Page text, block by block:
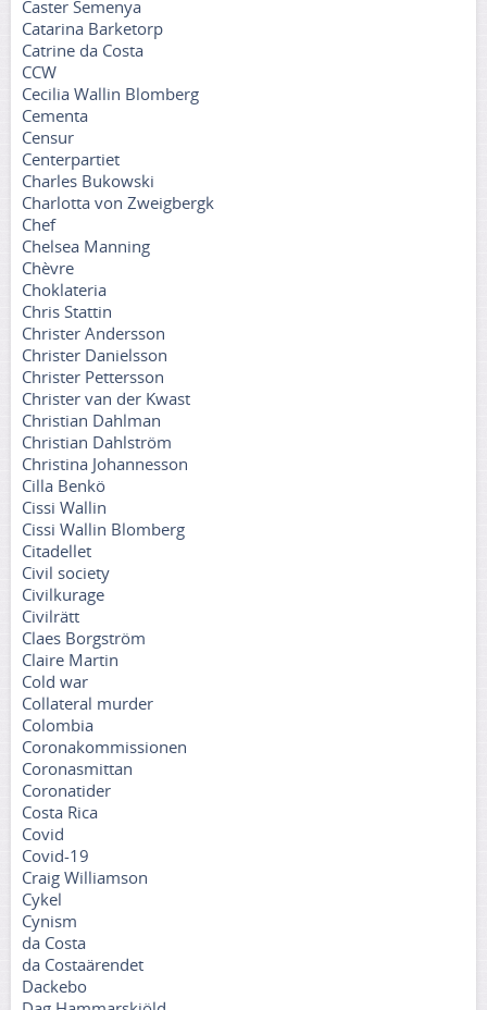
Caster Semenya
Catarina Barketorp
Catrine da Costa
CCW
Cecilia Wallin Blomberg
Cementa
Censur
Centerpartiet
Charles Bukowski
Charlotta von Zweigbergk
Chef
Chelsea Manning
Chèvre
Choklateria
Chris Stattin
Christer Andersson
Christer Danielsson
Christer Pettersson
Christer van der Kwast
Christian Dahlman
Christian Dahlström
Christina Johannesson
Cilla Benkö
Cissi Wallin
Cissi Wallin Blomberg
Citadellet
Civil society
Civilkurage
Civilrätt
Claes Borgström
Claire Martin
Cold war
Collateral murder
Colombia
Coronakommissionen
Coronasmittan
Coronatider
Costa Rica
Covid
Covid-19
Craig Williamson
Cykel
Cynism
da Costa
da Costaärendet
Dackebo